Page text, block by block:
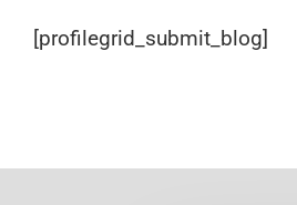
[profilegrid_submit_blog]